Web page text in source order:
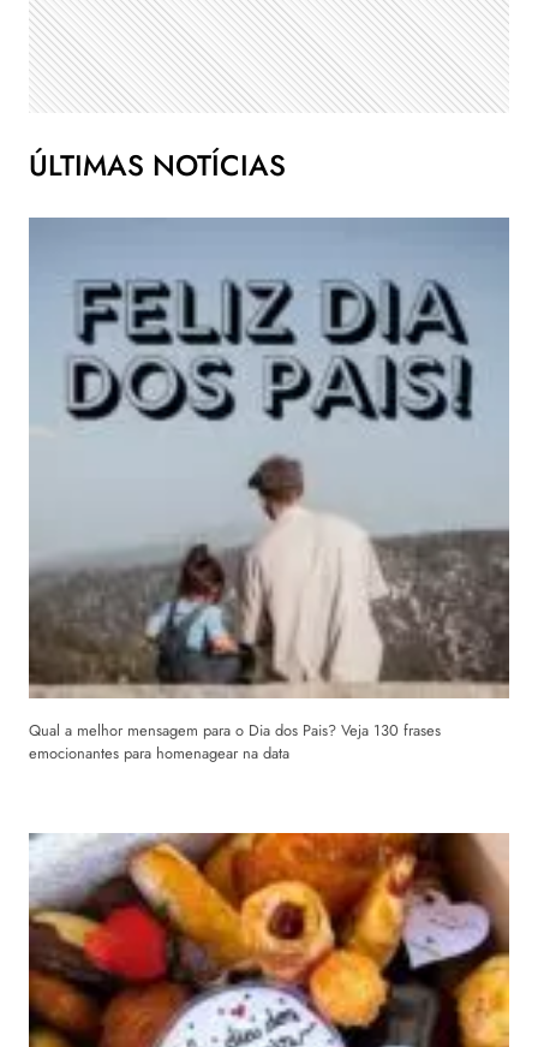
ÚLTIMAS NOTÍCIAS
Qual a melhor mensagem para o Dia dos Pais? Veja 130 frases
emocionantes para homenagear na data